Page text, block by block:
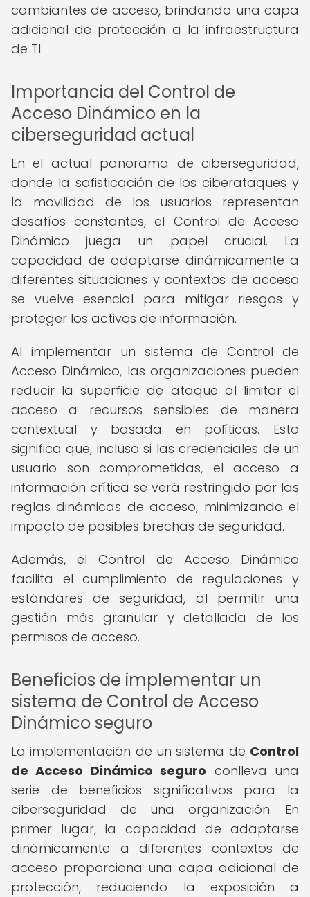
cambiantes de acceso, brindando una capa
adicional de protección a la infraestructura
de TI.
Importancia del Control de
Acceso Dinámico en la
ciberseguridad actual
En el actual panorama de ciberseguridad,
donde la sofisticación de los ciberataques y
la movilidad de los usuarios representan
desafíos constantes, el Control de Acceso
Dinámico juega un papel crucial. La
capacidad de adaptarse dinámicamente a
diferentes situaciones y contextos de acceso
se vuelve esencial para mitigar riesgos y
proteger los activos de información.
Al implementar un sistema de Control de
Acceso Dinámico, las organizaciones pueden
reducir la superficie de ataque al limitar el
acceso a recursos sensibles de manera
contextual y basada en políticas. Esto
significa que, incluso si las credenciales de un
usuario son comprometidas, el acceso a
información crítica se verá restringido por las
reglas dinámicas de acceso, minimizando el
impacto de posibles brechas de seguridad.
Además, el Control de Acceso Dinámico
facilita el cumplimiento de regulaciones y
estándares de seguridad, al permitir una
gestión más granular y detallada de los
permisos de acceso.
Beneficios de implementar un
sistema de Control de Acceso
Dinámico seguro
La implementación de un sistema de Control
de Acceso Dinámico seguro conlleva una
serie de beneficios significativos para la
ciberseguridad de una organización. En
primer lugar, la capacidad de adaptarse
dinámicamente a diferentes contextos de
acceso proporciona una capa adicional de
protección, reduciendo la exposición a